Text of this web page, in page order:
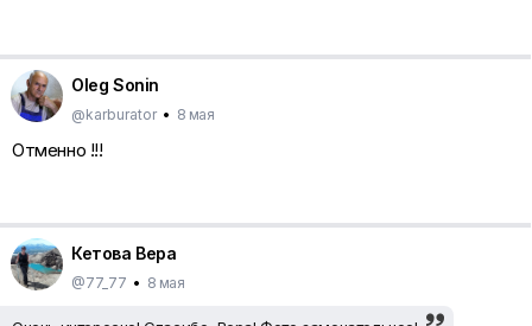
Oleg Sonin
@karburator • 8 мая
Отменно !!!
Кетова Вера
@77_77 • 8 мая